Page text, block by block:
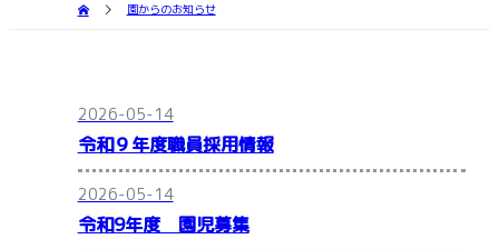
園からのお知らせ
2026-05-14
令和９年度職員採用情報
2026-05-14
令和9年度 園児募集